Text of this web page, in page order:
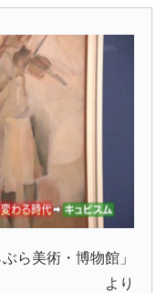
ら美術・博物館」
より